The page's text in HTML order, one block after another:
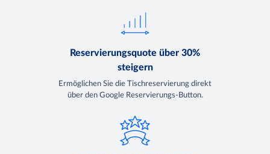
Reservierungsquote über 30%
steigern
Ermöglichen Sie die Tischreservierung direkt
über den Google Reservierungs-Button.